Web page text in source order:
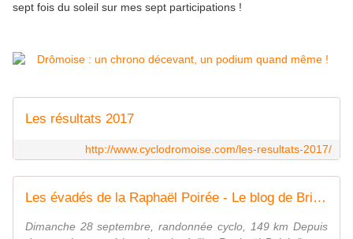
sept fois du soleil sur mes sept participations !
Les résultats 2017
http://www.cyclodromoise.com/les-resultats-2017/
Les évadés de la Raphaël Poirée - Le blog de Brigitte
Dimanche 28 septembre, randonnée cyclo, 149 km Depuis